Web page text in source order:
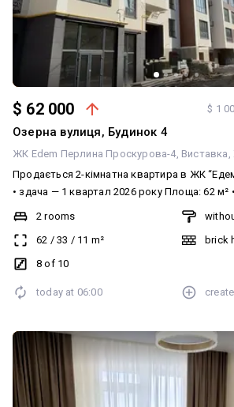
$ 62 000 $ 1
Озерна вулиця, Будинок 4
ЖК Edem Перлина Проскурова-4 Виставка
Продається 2-кімнатна квартира в ЖК
• здача — 1 квартал 2026 року Площа: 62 м²
Планування: східна сторона, простора
квартирі — напівпанорамні вікна, що
та гарний вигляд. Стан від забудовника: • встановлений котел •
розводка електрики • штукатурка основних
озелененою територією. Передбачено
життя. Ціна: 62000 $ (без сплати комісії) Діє переуступка — 59 000
грн.
2 rooms
62 / 33 / 11 m²
8 of 10
brick
today at 06:00